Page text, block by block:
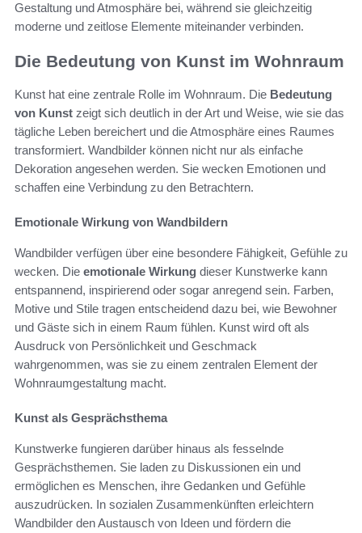
Gestaltung und Atmosphäre bei, während sie gleichzeitig
moderne und zeitlose Elemente miteinander verbinden.
Die Bedeutung von Kunst im Wohnraum
Kunst hat eine zentrale Rolle im Wohnraum. Die Bedeutung
von Kunst zeigt sich deutlich in der Art und Weise, wie sie das
tägliche Leben bereichert und die Atmosphäre eines Raumes
transformiert. Wandbilder können nicht nur als einfache
Dekoration angesehen werden. Sie wecken Emotionen und
schaffen eine Verbindung zu den Betrachtern.
Emotionale Wirkung von Wandbildern
Wandbilder verfügen über eine besondere Fähigkeit, Gefühle zu
wecken. Die emotionale Wirkung dieser Kunstwerke kann
entspannend, inspirierend oder sogar anregend sein. Farben,
Motive und Stile tragen entscheidend dazu bei, wie Bewohner
und Gäste sich in einem Raum fühlen. Kunst wird oft als
Ausdruck von Persönlichkeit und Geschmack
wahrgenommen, was sie zu einem zentralen Element der
Wohnraumgestaltung macht.
Kunst als Gesprächsthema
Kunstwerke fungieren darüber hinaus als fesselnde
Gesprächsthemen. Sie laden zu Diskussionen ein und
ermöglichen es Menschen, ihre Gedanken und Gefühle
auszudrücken. In sozialen Zusammenkünften erleichtern
Wandbilder den Austausch von Ideen und fördern die